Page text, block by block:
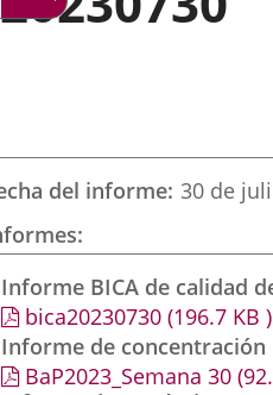
del informe 30 de
Informe BICA de calidad
bica20230730 (196.7 KB )
Informe de concentración
BaP2023_Semana 30